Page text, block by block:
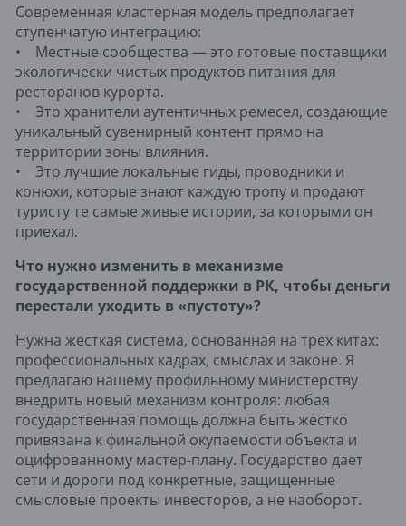
Современная кластерная модель предполагает
ступенчатую интеграцию:
• Местные сообщества — это готовые поставщики
экологически чистых продуктов питания для
ресторанов курорта.
• Это хранители аутентичных ремесел, создающие
уникальный сувенирный контент прямо на
территории зоны влияния.
• Это лучшие локальные гиды, проводники и
конюхи, которые знают каждую тропу и продают
туристу те самые живые истории, за которыми он
приехал.
Что нужно изменить в механизме
государственной поддержки в РК, чтобы деньги
перестали уходить в «пустоту»?
Нужна жесткая система, основанная на трех китах:
профессиональных кадрах, смыслах и законе. Я
предлагаю нашему профильному министерству
внедрить новый механизм контроля: любая
государственная помощь должна быть жестко
привязана к финальной окупаемости объекта и
оцифрованному мастер-плану. Государство дает
сети и дороги под конкретные, защищенные
смысловые проекты инвесторов, а не наоборот.